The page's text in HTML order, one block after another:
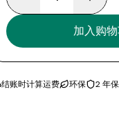
加入购
结账时计算运费 环保 2 年